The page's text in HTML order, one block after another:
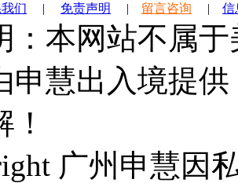
们 | 免责声明 | 留言咨询 | 信
：本网站不属
申慧出入境提
广州申慧因